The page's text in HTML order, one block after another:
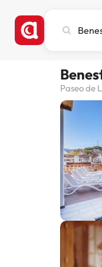
ciutat,
destinació
Paseo de